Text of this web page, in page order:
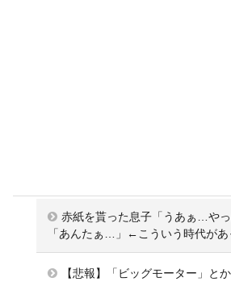
赤紙を貰った息子「うあぁ…や
「あんたぁ…」←こういう時代が
【悲報】「ビッグモーター」と